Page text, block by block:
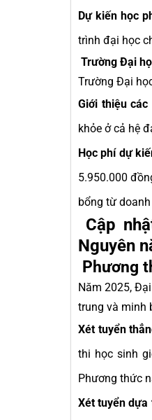
Dự kiến học
trình đại học
Trường Đại
Trường Đại
Giới thiệu
khỏe ở cả hệ
Học phí dự
5.950.000
bổng từ
Cập
Nguyên
Phương
Năm 2025,
trung và minh
Xét tuyển
thi học sinh
Phương thức
Xét tuyển